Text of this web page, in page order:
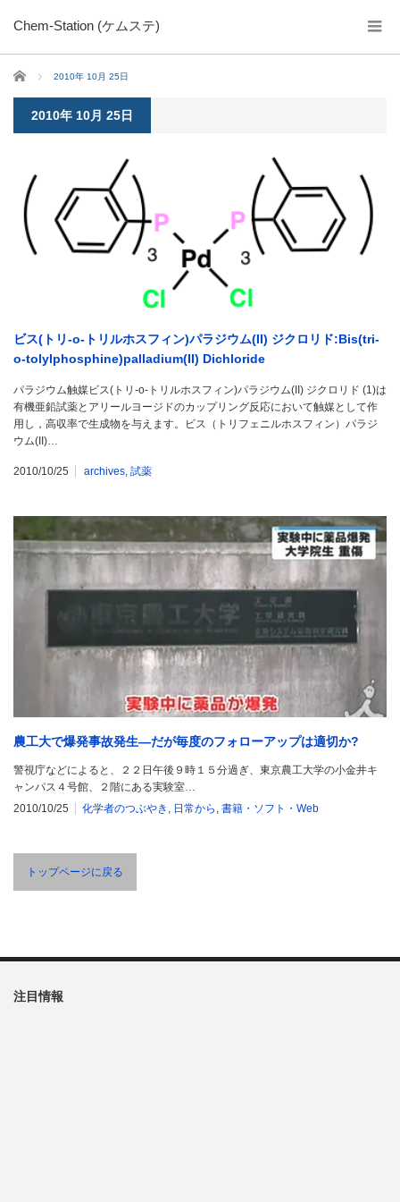
Chem-Station (ケムステ)
ホーム 2010年 10月 25日
2010年 10月 25日
ビス(トリ-o-トリルホスフィン)パラジウム(II) ジクロリド:Bis(tri-
o-tolylphosphine)palladium(II) Dichloride
パラジウム触媒ビス(トリ-o-トリルホスフィン)パラジウム(II) ジクロリド (1)は
有機亜鉛試薬とアリールヨージドのカップリング反応において触媒として作
用し，高収率で生成物を与えます。ビス（トリフェニルホスフィン）パラジ
ウム(II)…
2010/10/25 archives 試薬
農工大で爆発事故発生―だが毎度のフォローアップは適切か?
警視庁などによると、２２日午後９時１５分過ぎ、東京農工大学の小金井キ
ャンパス４号館、２階にある実験室…
2010/10/25
化学者のつぶやき , 日常から , 書籍・ソフト・Web
トップページに戻る
注目情報